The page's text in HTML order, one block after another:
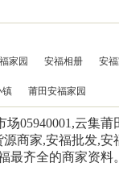
家园 安福相册 安
镇 莆田安福家园
05940001,云集
商家,安福批发,
最齐全的商家资